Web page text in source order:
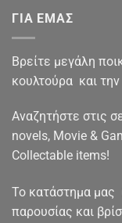
ΓΙΑ ΕΜΑΣ
Βρείτε μεγάλη
κουλτούρα και την
Αναζητήστε στις
novels, Movie &
Collectable items!
To κατάστημα μας
παρουσίας και